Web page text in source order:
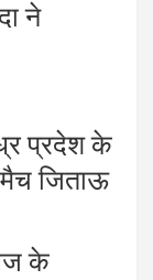
ने
प्रदेश के
जिताऊ
के